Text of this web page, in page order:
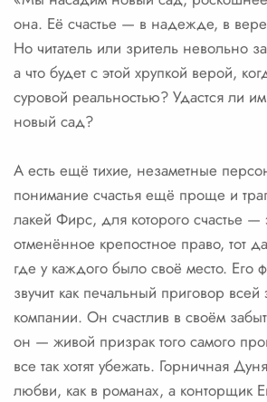
она. Её счастье — в надежде, в вере
Но читатель или зритель невольно
а что будет с этой хрупкой верой,
суровой реальностью? Удастся ли им
новый сад?
А есть ещё тихие, незаметные
понимание счастья ещё проще и
лакей Фирс, для которого счастье —
отменённое крепостное право, тот
где у каждого было своё место. Его
звучит как печальный приговор всей
компании. Он счастлив в своём
он — живой призрак того самого
все так хотят убежать. Горничная
любви, как в романах, а конторщик